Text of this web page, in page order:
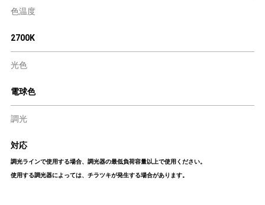
色温度
2700K
光色
電球色
調光
対応
調光ラインで使用する場合、調光器の最低負荷容量以上で使用ください。
使用する調光器によっては、チラツキが発生する場合があります。